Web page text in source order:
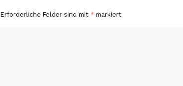
Erforderliche Felder sind mit * markiert